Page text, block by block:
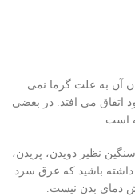
آن به علت گرما نمی
می افتد. در بعضی
است.
نظیر دویدن، پریدن،
باشید که عرق سرد
دمای بدن نیست.